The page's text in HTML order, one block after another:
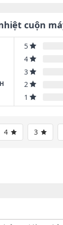
cuộn
5
4
3
2
1
4 3